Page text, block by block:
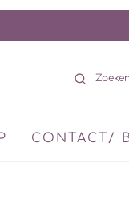
CONTACT/